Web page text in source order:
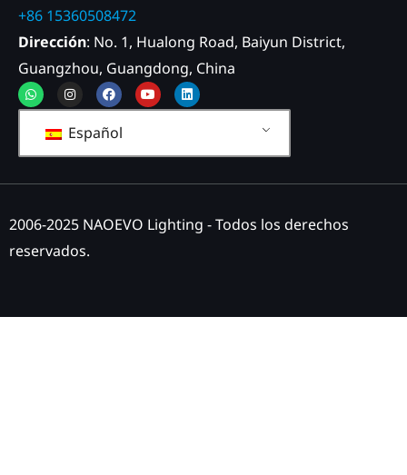
+86 15360508472
Dirección: No. 1, Hualong Road, Baiyun District,
Guangzhou, Guangdong, China
WhatsappInstagramFacebookYoutubeLinkedin
Español
2006-2025 NAOEVO Lighting - Todos los derechos
reservados.